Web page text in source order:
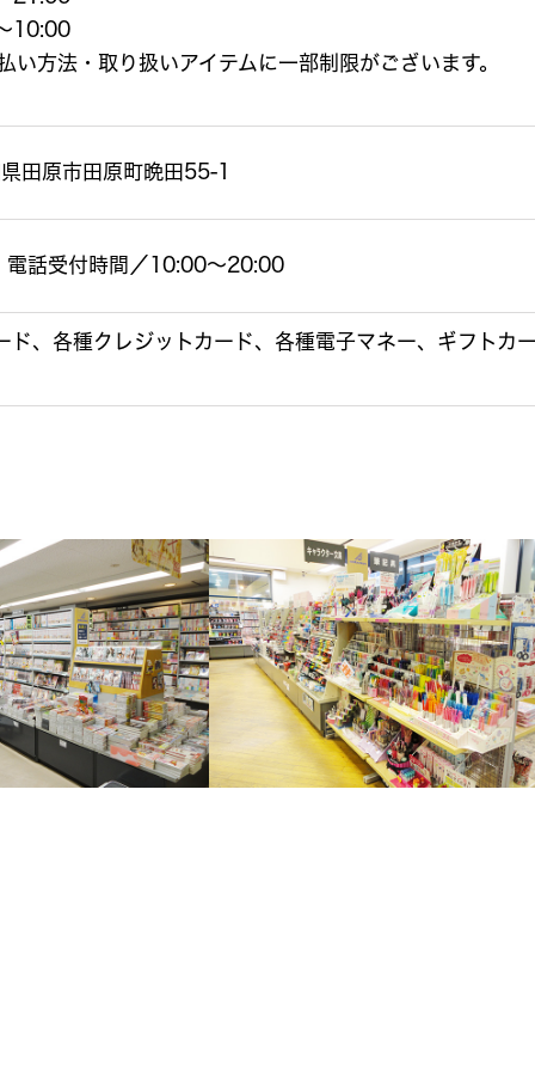
10:00
い方法・取り扱いアイテムに一部制限がございます。
田原市田原町晩田55-1
電話受付時間／10:00～20:00
ド、各種クレジットカード、各種電子マネー、ギフトカ